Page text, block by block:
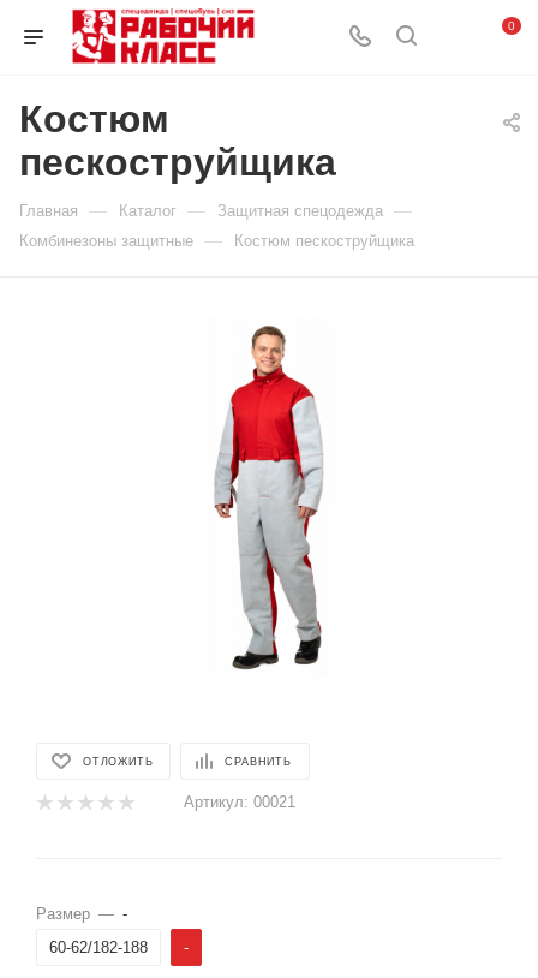
0
Костюм
пескоструйщика
Главная — Каталог — Защитная спецодежда —
Комбинезоны защитные — Костюм пескоструйщика
ОТЛОЖИТЬ СРАВНИТЬ
Артикул: 00021
Размер — -
60-62/182-188
-